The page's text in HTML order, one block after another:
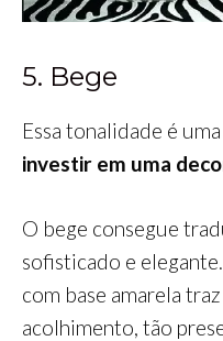
5. Bege
Essa tonalidade é
investir em uma
O bege consegue
sofisticado e
com base amarela
acolhimento, tão